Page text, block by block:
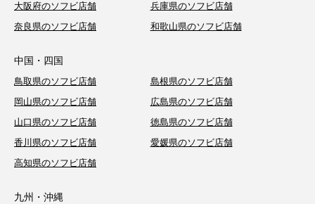
大阪府のソフビ店舗
兵庫県のソフビ店舗
奈良県のソフビ店舗
和歌山県のソフビ店舗
中国・四国
鳥取県のソフビ店舗
島根県のソフビ店舗
岡山県のソフビ店舗
広島県のソフビ店舗
山口県のソフビ店舗
徳島県のソフビ店舗
香川県のソフビ店舗
愛媛県のソフビ店舗
高知県のソフビ店舗
九州・沖縄